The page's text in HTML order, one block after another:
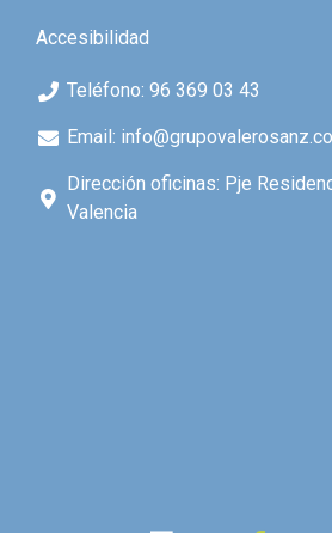
Accesibilidad
Teléfono: 96 369 03 43
Email:
Dirección oficinas: Pje
Valencia